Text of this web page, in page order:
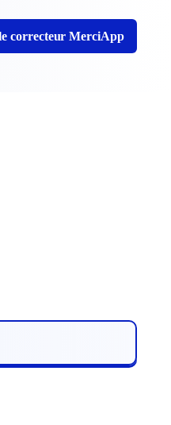
correcteur MerciApp